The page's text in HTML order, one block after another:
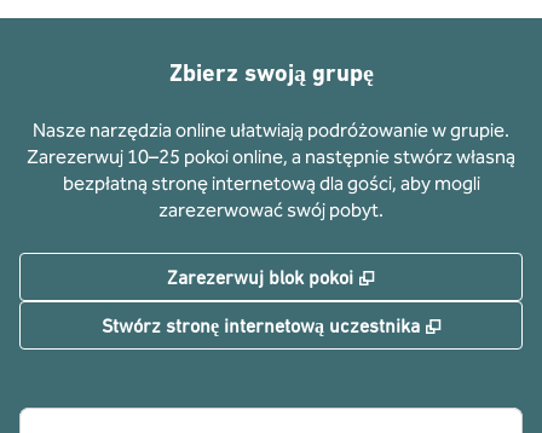
Zbierz swoją grupę
Nasze narzędzia online ułatwiają podróżowanie w grupie.
Zarezerwuj 10–25 pokoi online, a następnie stwórz własną
bezpłatną stronę internetową dla gości, aby mogli
zarezerwować swój pobyt.
Zarezerwuj blok pokoi ,
Stwórz stronę internetową uczestnika ,